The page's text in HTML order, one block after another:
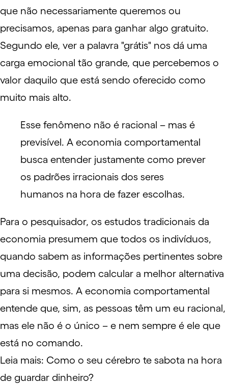
que não necessariamente queremos ou
precisamos, apenas para ganhar algo gratuito.
Segundo ele, ver a palavra "grátis" nos dá uma
carga emocional tão grande, que percebemos o
valor daquilo que está sendo oferecido como
muito mais alto.
Esse fenômeno não é racional – mas é
previsível. A economia comportamental
busca entender justamente como prever
os padrões irracionais dos seres
humanos na hora de fazer escolhas.
Para o pesquisador, os estudos tradicionais da
economia presumem que todos os indivíduos,
quando sabem as informações pertinentes sobre
uma decisão, podem calcular a melhor alternativa
para si mesmos. A economia comportamental
entende que, sim, as pessoas têm um eu racional,
mas ele não é o único – e nem sempre é ele que
está no comando.
Leia mais: Como o seu cérebro te sabota na hora
de guardar dinheiro?